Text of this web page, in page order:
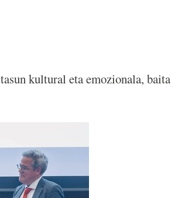
kultural eta emozionala, baita